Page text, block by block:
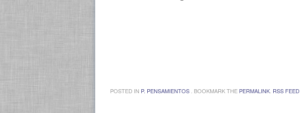
POSTED IN P. PENSAMIENTOS . BOOKMARK THE PERMALINK RSS FEED